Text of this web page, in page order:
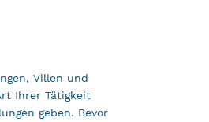
Villen und
Ihrer Tätigkeit
geben. Bevor